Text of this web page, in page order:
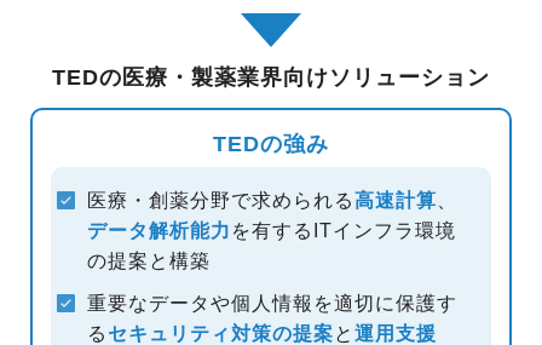
TEDの医療・製薬業界向けソリューション
TEDの強み
医療・創薬分野で求められる高速計算
データ解析能力 を有する ITインフラ環境
の提案と構築
重要なデータや個人情報を適切に保護す
る セキュリティ対策の提案と 運用支援